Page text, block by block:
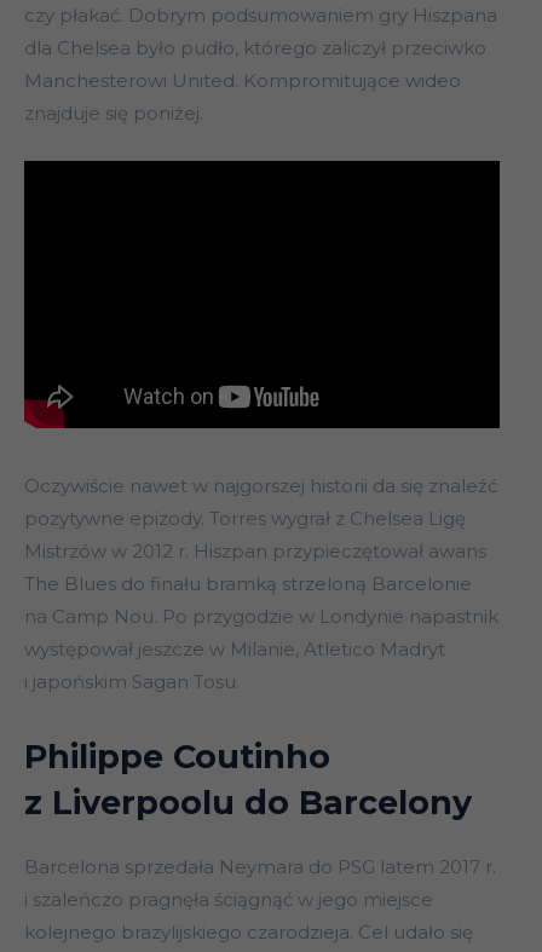
czy płakać. Dobrym podsumowaniem gry Hiszpana
dla Chelsea było pudło, którego zaliczył przeciwko
Manchesterowi United. Kompromitujące wideo
znajduje się poniżej.
Oczywiście nawet w najgorszej historii da się znaleźć
pozytywne epizody. Torres wygrał z Chelsea Ligę
Mistrzów w 2012 r. Hiszpan przypieczętował awans
The Blues do finału bramką strzeloną Barcelonie
na Camp Nou. Po przygodzie w Londynie napastnik
występował jeszcze w Milanie, Atletico Madryt
i japońskim Sagan Tosu.
Philippe Coutinho
z Liverpoolu do Barcelony
Barcelona sprzedała Neymara do PSG latem 2017 r.
i szaleńczo pragnęła ściągnąć w jego miejsce
kolejnego brazylijskiego czarodzieja. Cel udało się